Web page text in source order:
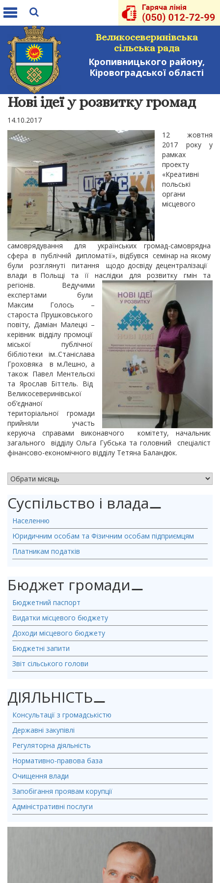
Toggle
Великосеверинівська
сільська рада
Кропивницького району,
Кіровоградської області
Нові ідеї у розвитку громад
14.10.2017
12 жовтня
2017 року у
рамках
проекту
«Креативні
польські
органи
місцевого
самоврядування для українських громад-самоврядна
сфера в публічній дипломатії», відбувся семінар на якому
були розглянуті питання щодо досвіду децентралізації
влади в Польщі та її наслідки для розвитку гмін та
регіонів. Ведучими
експертами були
Максим Голось –
староста Прушковського
повіту, Даміан Малецкі –
керівник відділу промоції
міської публічної
бібліотеки ім..Станіслава
Гроховяка в м.Лешно, а
також Павел Ментельскі
та Ярослав Біттель. Від
Великосеверинівської
об’єднаної
територіальної громади
прийняли участь
керуюча справами виконавчого комітету, начальник
загального відділу Ольга Губська та головний спеціаліст
фінансово-економічного відділу Тетяна Баландюк.
Суспільство і влада⚊
Населенню
Юридичним особам та Фізичним особам підприємцям
Платникам податків
Бюджет громади⚊
Бюджетний паспорт
Видатки місцевого бюджету
Доходи місцевого бюджету
Бюджетні запити
Звіт сільського голови
ДІЯЛЬНІСТЬ⚊
Консультації з громадськістю
Державні закупівлі
Регуляторна діяльність
Нормативно-правова база
Очищення влади
Запобігання проявам корупції
Адміністративні послуги